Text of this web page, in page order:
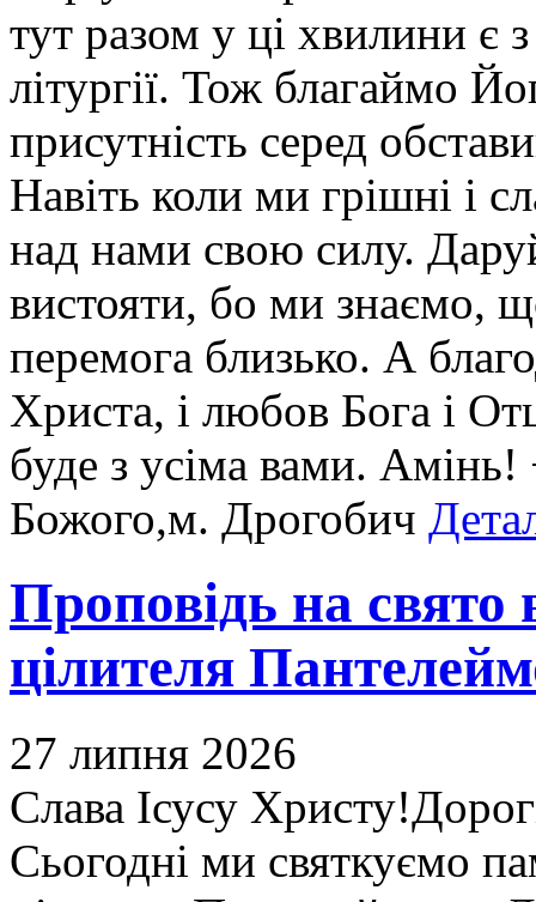
тут разом у ці хвилини є
літургії. Тож благаймо
присутність серед
Навіть коли ми грішні і
над нами свою силу.
вистояти, бо ми знаємо,
перемога близько. А
Христа, і любов Бога і
буде з усіма вами.
Божого,м. Дрогобич
Проповідь на свято
цілителя
27 липня 2026
Слава Ісусу
Сьогодні ми святкуємо